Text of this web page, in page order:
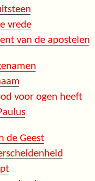
vrede
van de apostelen
voor ogen heeft
de Geest